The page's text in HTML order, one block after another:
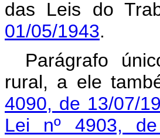
das Leis do
01/05/1943.
Parágrafo
rural, a ele
4090, de 13/07/
Lei nº 4903, de